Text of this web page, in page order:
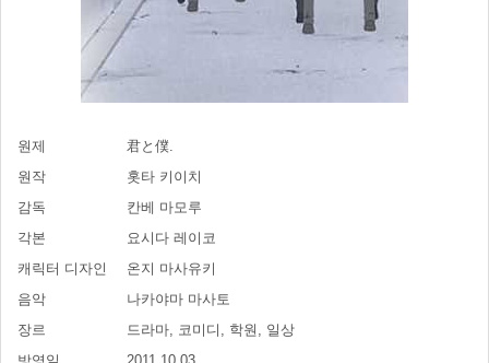
원제
君と僕.
원작
홋타 키이치
감독
칸베 마모루
각본
요시다 레이코
캐릭터 디자인
온지 마사유키
음악
나카야마 마사토
장르
드라마, 코미디, 학원, 일상